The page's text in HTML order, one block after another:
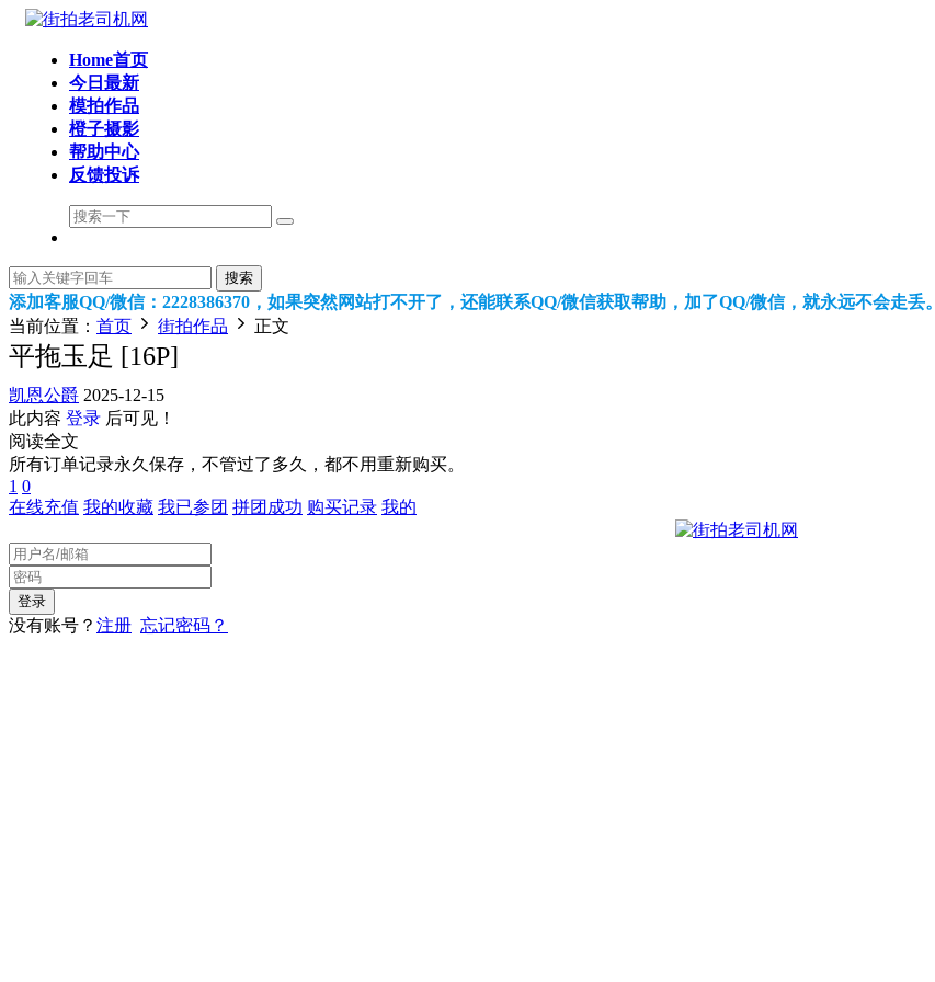
Home首页
今日最新
模拍作品
橙子摄影
帮助中心
反馈投诉
搜索
添加客服QQ/微信：2228386370，如果突然网站打不开了，还能联系QQ/微信获取帮助，加了QQ/微信，就永远不会走丢。
当前位置： 首页 街拍作品 正文
平拖玉足 [16P]
凯恩公爵 2025-12-15
此内容 登录 后可见！
阅读全文
所有订单记录永久保存，不管过了多久，都不用重新购买。
1 0
在线充值 我的收藏 我已参团 拼团成功 购买记录 我的
没有账号？ 注册 忘记密码？